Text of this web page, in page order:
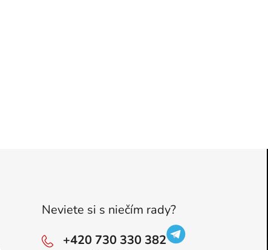
Neviete si s niečím rady?
+420 730 330 382